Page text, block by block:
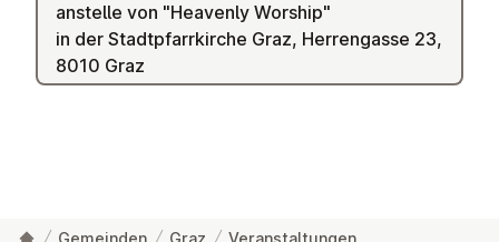
anstelle von "Heavenly Worship"
in der Stadtpfarrkirche Graz, Herrengasse 23,
8010 Graz
Gemeinden Graz
Veranstaltungen